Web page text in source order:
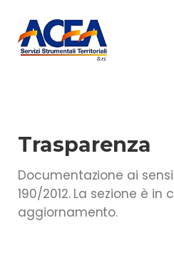
Trasparenza
Documentazione ai
190/2012. La sezione è in
aggiornamento.